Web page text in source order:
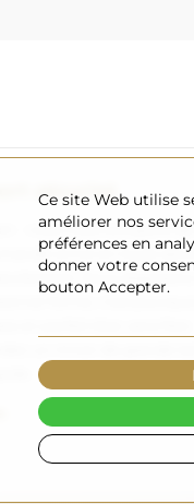
sécurisé
– nous nous occupons
arrive en toute
Nous disposons
formé, c’est pourquoi
en parfait état, sans frais
un miroir de grande
Ce site Web utilise
améliorer nos
préférences en
donner votre
bouton Accepter.